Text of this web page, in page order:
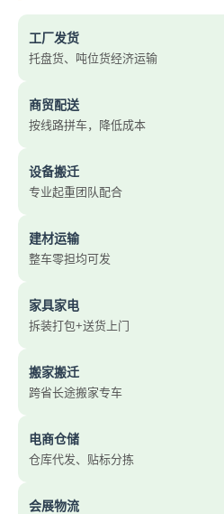
工厂发货
托盘货、吨位货经济运输
商贸配送
按线路拼车，降低成本
设备搬迁
专业起重团队配合
建材运输
整车零担均可发
家具家电
拆装打包+送货上门
搬家搬迁
跨省长途搬家专车
电商仓储
仓库代发、贴标分拣
会展物流